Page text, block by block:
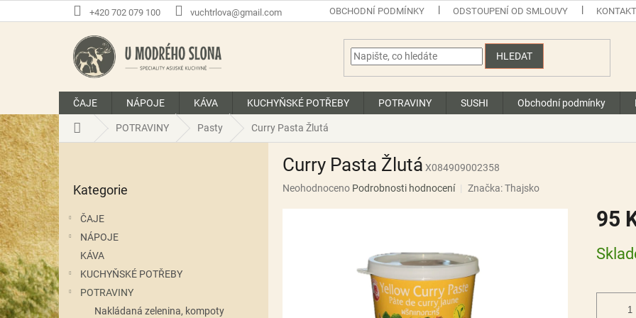
na
+420 702 079 100 vuchtrlova@gmail.com OBCHODNÍ PODMÍNKY ODSTOUPENÍ OD SMLOUVY
HLEDAT
ČAJE NÁPOJE KÁVA KUCHYŇSKÉ POTŘEBY POTRAVINY SUSHI Obchodní podmínky
Domů POTRAVINY Pasty Curry Pasta Žlutá
P
o
s
t
a
n
n
í
p
a
kategorie
Kategorie
ČAJE
NÁPOJE
KÁVA
KUCHYŇSKÉ POTŘEBY
POTRAVINY
Nakládaná zelenina, kompoty
Curry Pasta Žlutá X084909002358
Průměrné
Neohodnoceno Podrobnosti hodnocení Značka:Thajsko
95
cena: